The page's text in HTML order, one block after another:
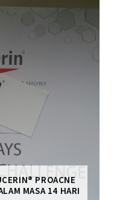
PROACNE
MASA 14 HARI